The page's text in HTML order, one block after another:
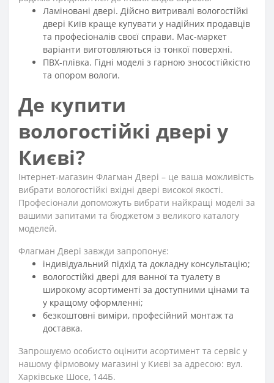
Ламіновані двері. Дійсно витривалі вологостійкі
двері Київ краще купувати у надійних продавців
та професіоналів своєї справи. Мас-маркет
варіанти виготовляються із тонкої поверхні.
ПВХ-плівка. Гідні моделі з гарною зносостійкістю
та опором вологи.
Де купити
вологостійкі двері у
Києві?
Інтернет-магазин Флагман Двері – це ваша можливість
вибрати вологостійкі вхідні двері високої якості.
Професіонали допоможуть вибрати найкращі моделі за
вашими запитами та бюджетом з великого каталогу
моделей.
Флагман Двері завжди запропонує:
індивідуальний підхід та докладну консультацію;
вологостійкі двері для ванної та туалету в
широкому асортименті за доступними цінами та
у кращому оформленні;
безкоштовні виміри, професійний монтаж та
доставка.
Запрошуємо особисто оцінити асортимент та сервіс у
нашому фірмовому магазині у Києві за адресою: вул.
Харківське Шосе, 144Б.